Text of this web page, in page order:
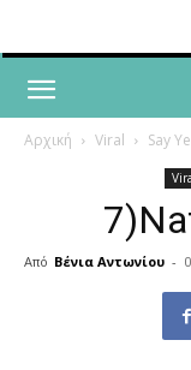
Αρχική Viral Say
Από Βένια Αντωνίου -